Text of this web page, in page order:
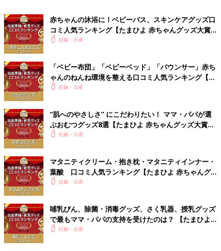
※写真は、nishikawa のベビー羽毛組ふとん６点セット
3万8500円
ムレ感を軽減する構造の敷布団で、汗っかきな赤ちゃんも快適に
眠れる。洗濯機で洗える点も◎。
●吸水性、保湿性、通気性すべてにおいて申し分なし。高
品質でも、洗濯機でまる洗いできるなど、扱いやすく大満
足。（京都府／生後10カ月ベビーのパパ）
●敷布団に適度なかたさがあり、安心して使える。へたら
ない点も◎。（広島県／産後10カ月のママ）
Amazonで見る
3位 アカチャンホンポ
赤ちゃんの沐浴に！ベビーバス、スキンケアグッズ口
コミ人気ランキング【たまひよ 赤ちゃんグッズ大賞
2026】
妊娠・出産
「ベビー布団」「ベビーベッド」「バウンサー」赤ち
ゃんのねんね環境を整える口コミ人気ランキング【た
まひよ 赤ちゃんグッズ大賞2026】
妊娠・出産
“肌へのやさしさ” にこだわりたい！ ママ・パパが選
ぶおむつグッズ8選【たまひよ 赤ちゃんグッズ大賞
2026】
妊娠・出産
マタニティクリーム・抱き枕・マタニティインナー・
葉酸 口コミ人気ランキング【たまひよ 赤ちゃんグ
ッズ大賞2026】
妊娠・出産
哺乳びん、除菌・消毒グッズ、さく乳器、授乳グッズ
で最もママ・パパの支持を受けたのは？ 【たまひよ
赤ちゃんグッズ大賞2026】
妊娠・出産